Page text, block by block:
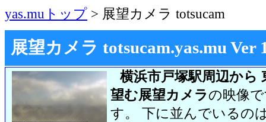
yas.muトップ > 展望カメラ totsucam
展望カメラ totsucam.yas.mu Ver
横浜市戸塚駅周辺から
望む展望カメラの映像
す。 下に並んでいるの